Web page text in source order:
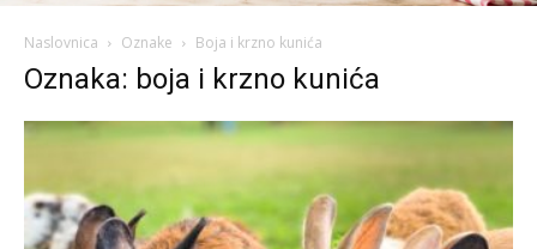
Naslovnica Oznake Boja i krzno kunića
Oznaka: boja i krzno kunića